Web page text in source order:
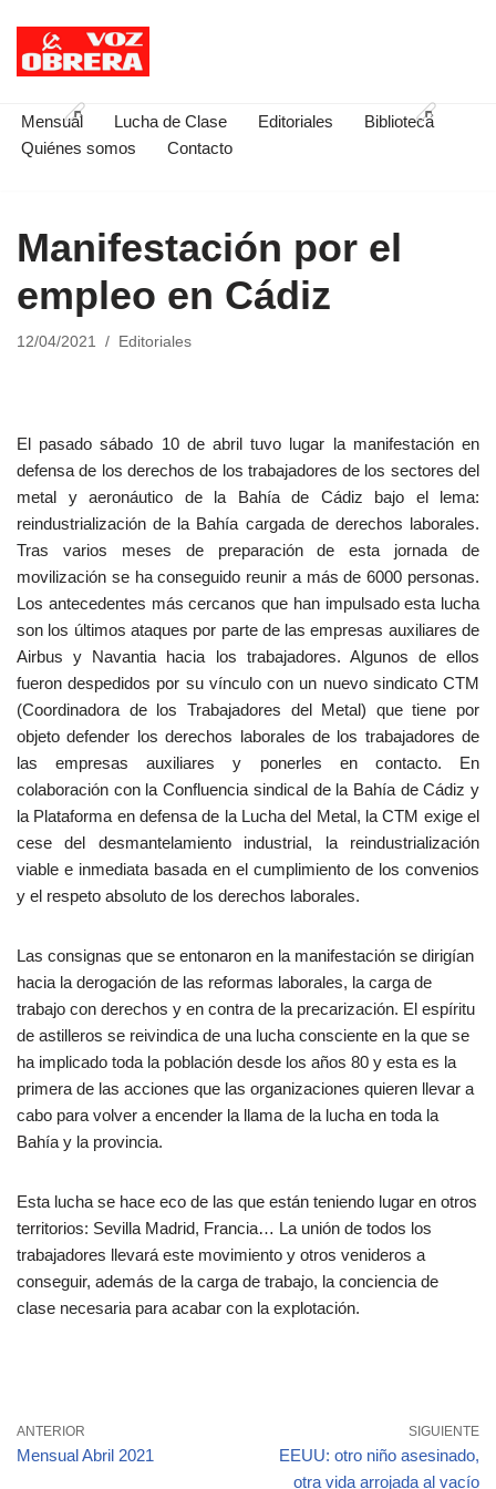
Saltar
contenido
Mensual Lucha de Clase Editoriales
Biblioteca
Quiénes somos
Contacto
Manifestación por el
empleo en Cádiz
12/04/2021 Editoriales
El pasado sábado 10 de abril tuvo lugar la manifestación en
defensa de los derechos de los trabajadores de los sectores del
metal y aeronáutico de la Bahía de Cádiz bajo el lema:
reindustrialización de la Bahía cargada de derechos laborales.
Tras varios meses de preparación de esta jornada de
movilización se ha conseguido reunir a más de 6000 personas.
Los antecedentes más cercanos que han impulsado esta lucha
son los últimos ataques por parte de las empresas auxiliares de
Airbus y Navantia hacia los trabajadores. Algunos de ellos
fueron despedidos por su vínculo con un nuevo sindicato CTM
(Coordinadora de los Trabajadores del Metal) que tiene por
objeto defender los derechos laborales de los trabajadores de
las empresas auxiliares y ponerles en contacto. En
colaboración con la Confluencia sindical de la Bahía de Cádiz y
la Plataforma en defensa de la Lucha del Metal, la CTM exige el
cese del desmantelamiento industrial, la reindustrialización
viable e inmediata basada en el cumplimiento de los convenios
y el respeto absoluto de los derechos laborales.
Las consignas que se entonaron en la manifestación se dirigían
hacia la derogación de las reformas laborales, la carga de
trabajo con derechos y en contra de la precarización. El espíritu
de astilleros se reivindica de una lucha consciente en la que se
ha implicado toda la población desde los años 80 y esta es la
primera de las acciones que las organizaciones quieren llevar a
cabo para volver a encender la llama de la lucha en toda la
Bahía y la provincia.
Esta lucha se hace eco de las que están teniendo lugar en otros
territorios: Sevilla Madrid, Francia… La unión de todos los
trabajadores llevará este movimiento y otros venideros a
conseguir, además de la carga de trabajo, la conciencia de
clase necesaria para acabar con la explotación.
ANTERIOR
Mensual Abril 2021
SIGUIENTE
EEUU: otro niño asesinado,
otra vida arrojada al vacío